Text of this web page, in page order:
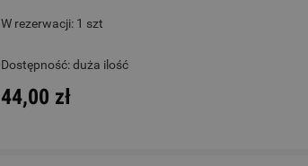
W rezerwacji: 1 szt
Dostępność:duża ilość
44,00 zł